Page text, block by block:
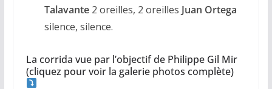
Talavante2 oreilles, 2 oreilles Juan Ortega
silence, silence.
La corrida vue par l’objectif de Philippe Gil Mir
(cliquez pour voir la galerie photos complète)